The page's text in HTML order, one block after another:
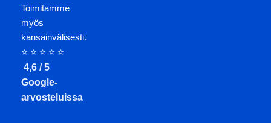
Toimitamme
myös
kansainvälisesti.
⭐ ⭐ ⭐ ⭐ ⭐
4,6 / 5
Google-
arvosteluissa